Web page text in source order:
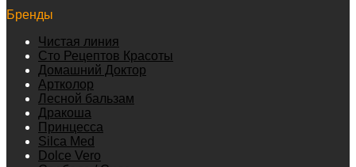
Бренды
Чистая линия
Сто Рецептов Красоты
Домашний Доктор
Артколор
Лесной бальзам
Дракоша
Принцесса
Silca Med
Dolce Vero